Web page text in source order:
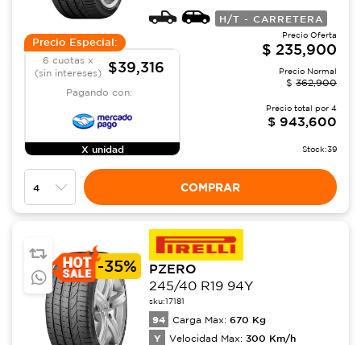
H/T - CARRETERA
Precio Especial:
6 cuotas x
(sin intereses)
$39,316
Pagando con:
X unidad
Precio Oferta
$ 235,900
Precio Normal
$ 362,900
Precio total por 4
$ 943,600
Stock:39
COMPRAR
-35%
PZERO
245/40 R19 94Y
sku:17181
94 Carga Max: 670 Kg
Y Velocidad Max: 300 Km/h